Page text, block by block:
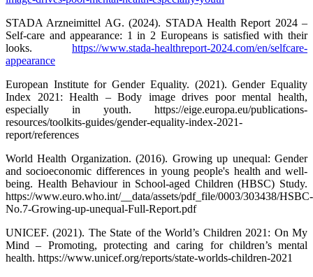
STADA Arzneimittel AG. (2024). STADA Health Report 2024 –
Self-care and appearance: 1 in 2 Europeans is satisfied with their
looks. https://www.stada-healthreport-2024.com/en/selfcare-
appearance
European Institute for Gender Equality. (2021). Gender Equality
Index 2021: Health – Body image drives poor mental health,
especially in youth. https://eige.europa.eu/publications-
resources/toolkits-guides/gender-equality-index-2021-
report/references
World Health Organization. (2016). Growing up unequal: Gender
and socioeconomic differences in young people's health and well-
being. Health Behaviour in School-aged Children (HBSC) Study.
https://www.euro.who.int/__data/assets/pdf_file/0003/303438/HSBC-
No.7-Growing-up-unequal-Full-Report.pdf
UNICEF. (2021). The State of the World’s Children 2021: On My
Mind – Promoting, protecting and caring for children’s mental
health. https://www.unicef.org/reports/state-worlds-children-2021